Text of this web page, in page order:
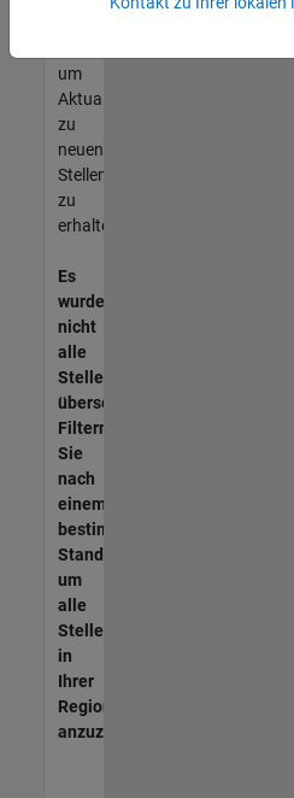
um
Aktualisierungen
zu
neuen
Stellenangeboten
zu
erhalten.
Es
wurden
nicht
alle
Stellen
übersetzt.
Filtern
Sie
nach
einem
bestimmten
Standort,
um
alle
Stellenangebote
in
Ihrer
Region
anzuzeigen.